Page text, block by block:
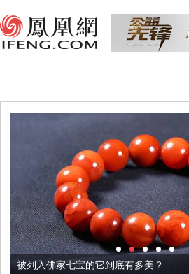
被列入佛家七宝的它到底有多美？